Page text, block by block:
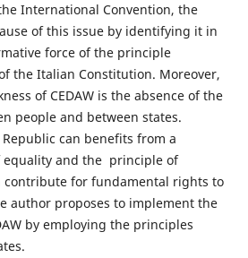
International Convention, the
of this issue by identifying it in
force of the principle
the Italian Constitution. Moreover,
of CEDAW is the absence of the
people and between states.
can benefits from a
equality and the principle of
contribute for fundamental rights to
author proposes to implement the
by employing the principles